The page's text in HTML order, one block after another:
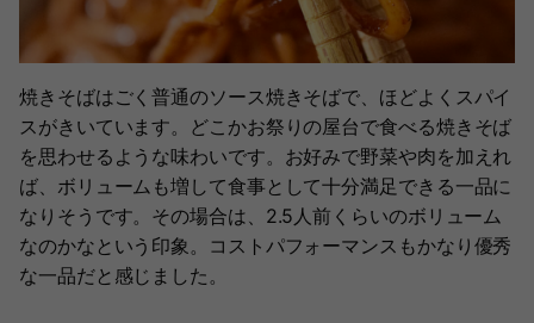
焼きそばはごく普通のソース焼きそばで、ほどよくスパイ
スがきいています。どこかお祭りの屋台で食べる焼きそば
を思わせるような味わいです。お好みで野菜や肉を加えれ
ば、ボリュームも増して食事として十分満足できる一品に
なりそうです。その場合は、2.5人前くらいのボリューム
なのかなという印象。コストパフォーマンスもかなり優秀
な一品だと感じました。